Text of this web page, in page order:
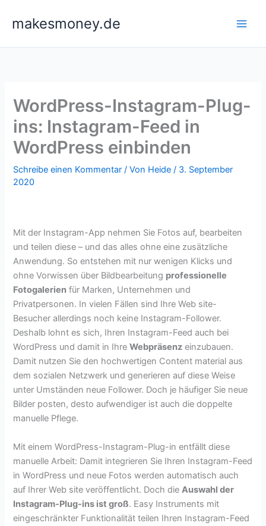
Inhaltmakesmoney.de
WordPress-Instagram-Plug-
ins: Instagram-Feed in
WordPress einbinden
Schreibe einen Kommentar / Von Heide/ 3. September
2020
Mit der Instagram-App nehmen Sie Fotos auf, bearbeiten
und teilen diese – und das alles ohne eine zusätzliche
Anwendung. So entstehen mit nur wenigen Klicks und
ohne Vorwissen über Bildbearbeitung professionelle
Fotogalerien für Marken, Unternehmen und
Privatpersonen. In vielen Fällen sind Ihre Web site-
Besucher allerdings noch keine Instagram-Follower.
Deshalb lohnt es sich, Ihren Instagram-Feed auch bei
WordPress und damit in IhreWebpräsenz einzubauen.
Damit nutzen Sie den hochwertigen Content material aus
dem sozialen Netzwerk und generieren auf diese Weise
unter Umständen neue Follower. Doch je häufiger Sie neue
Bilder posten, desto aufwendiger ist auch die doppelte
manuelle Pflege.
Mit einem WordPress-Instagram-Plug-in entfällt diese
manuelle Arbeit: Damit integrieren Sie Ihren Instagram-Feed
in WordPress und neue Fotos werden automatisch auch
auf Ihrer Web site veröffentlicht. Doch die Auswahl der
Instagram-Plug-ins ist groß. Easy Instruments mit
eingeschränkter Funktionalität teilen Ihren Instagram-Feed